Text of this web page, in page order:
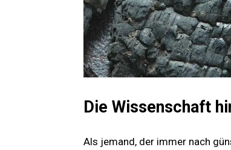
Die Wissenschaft
Als jemand, der immer nach